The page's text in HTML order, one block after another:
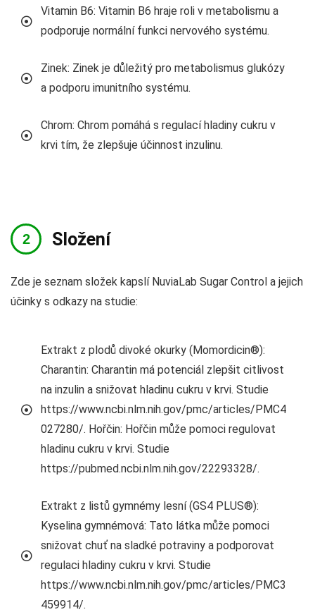
Vitamin B6: Vitamin B6 hraje roli v metabolismu a
podporuje normální funkci nervového systému.
Zinek: Zinek je důležitý pro metabolismus glukózy
a podporu imunitního systému.
Chrom: Chrom pomáhá s regulací hladiny cukru v
krvi tím, že zlepšuje účinnost inzulinu.
Složení
Zde je seznam složek kapslí NuviaLab Sugar Control a jejich
účinky s odkazy na studie:
Extrakt z plodů divoké okurky (Momordicin®):
Charantin: Charantin má potenciál zlepšit citlivost
na inzulin a snižovat hladinu cukru v krvi. Studie
https://www.ncbi.nlm.nih.gov/pmc/articles/PMC4
027280/. Hořčin: Hořčin může pomoci regulovat
hladinu cukru v krvi. Studie
https://pubmed.ncbi.nlm.nih.gov/22293328/.
Extrakt z listů gymnémy lesní (GS4 PLUS®):
Kyselina gymnémová: Tato látka může pomoci
snižovat chuť na sladké potraviny a podporovat
regulaci hladiny cukru v krvi. Studie
https://www.ncbi.nlm.nih.gov/pmc/articles/PMC3
459914/.